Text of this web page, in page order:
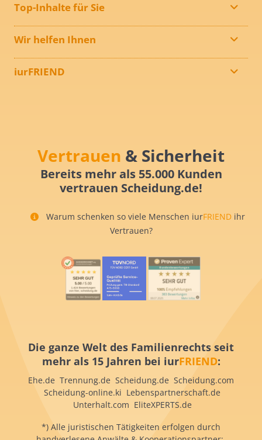
Top-Inhalte für Sie
Wir helfen Ihnen
iurFRIEND
Vertrauen & Sicherheit
Bereits mehr als 55.000 Kunden
vertrauen Scheidung.de!
Warum schenken so viele Menschen iurFRIEND ihr
Vertrauen?
Die ganze Welt des Familienrechts seit
mehr als 15 Jahren bei iurFRIEND:
Ehe.de Trennung.de Scheidung.de Scheidung.com
Scheidung-online.ki Lebenspartnerschaft.de
Unterhalt.com EliteXPERTS.de
*) Alle juristischen Tätigkeiten erfolgen durch